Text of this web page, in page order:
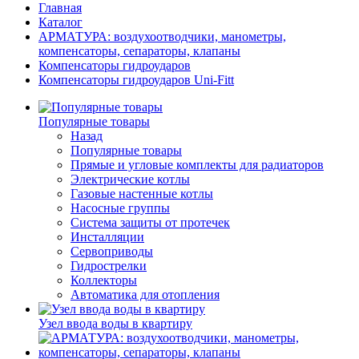
Главная
Каталог
АРМАТУРА: воздухоотводчики, манометры,
компенсаторы, сепараторы, клапаны
Компенсаторы гидроударов
Компенсаторы гидроударов Uni-Fitt
Популярные товары
Назад
Популярные товары
Прямые и угловые комплекты для радиаторов
Электрические котлы
Газовые настенные котлы
Насосные группы
Система защиты от протечек
Инсталляции
Сервоприводы
Гидрострелки
Коллекторы
Автоматика для отопления
Узел ввода воды в квартиру